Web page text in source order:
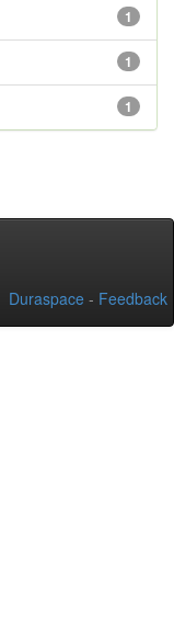
1
1
1
Duraspace - Feedback